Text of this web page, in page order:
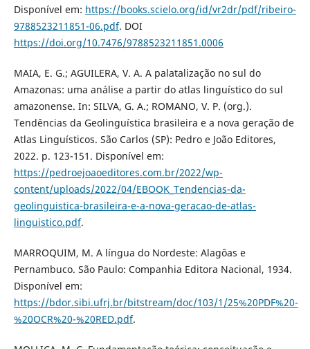
Disponível em: https://books.scielo.org/id/vr2dr/pdf/ribeiro-
9788523211851-06.pdf. DOI
https://doi.org/10.7476/9788523211851.0006
MAIA, E. G.; AGUILERA, V. A. A palatalização no sul do
Amazonas: uma análise a partir do atlas linguístico do sul
amazonense. In: SILVA, G. A.; ROMANO, V. P. (org.).
Tendências da Geolinguística brasileira e a nova geração de
Atlas Linguísticos. São Carlos (SP): Pedro e João Editores,
2022. p. 123-151. Disponível em:
https://pedroejoaoeditores.com.br/2022/wp-
content/uploads/2022/04/EBOOK_Tendencias-da-
geolinguistica-brasileira-e-a-nova-geracao-de-atlas-
linguistico.pdf.
MARROQUIM, M. A língua do Nordeste: Alagôas e
Pernambuco. São Paulo: Companhia Editora Nacional, 1934.
Disponível em:
https://bdor.sibi.ufrj.br/bitstream/doc/103/1/25%20PDF%20-
%20OCR%20-%20RED.pdf.